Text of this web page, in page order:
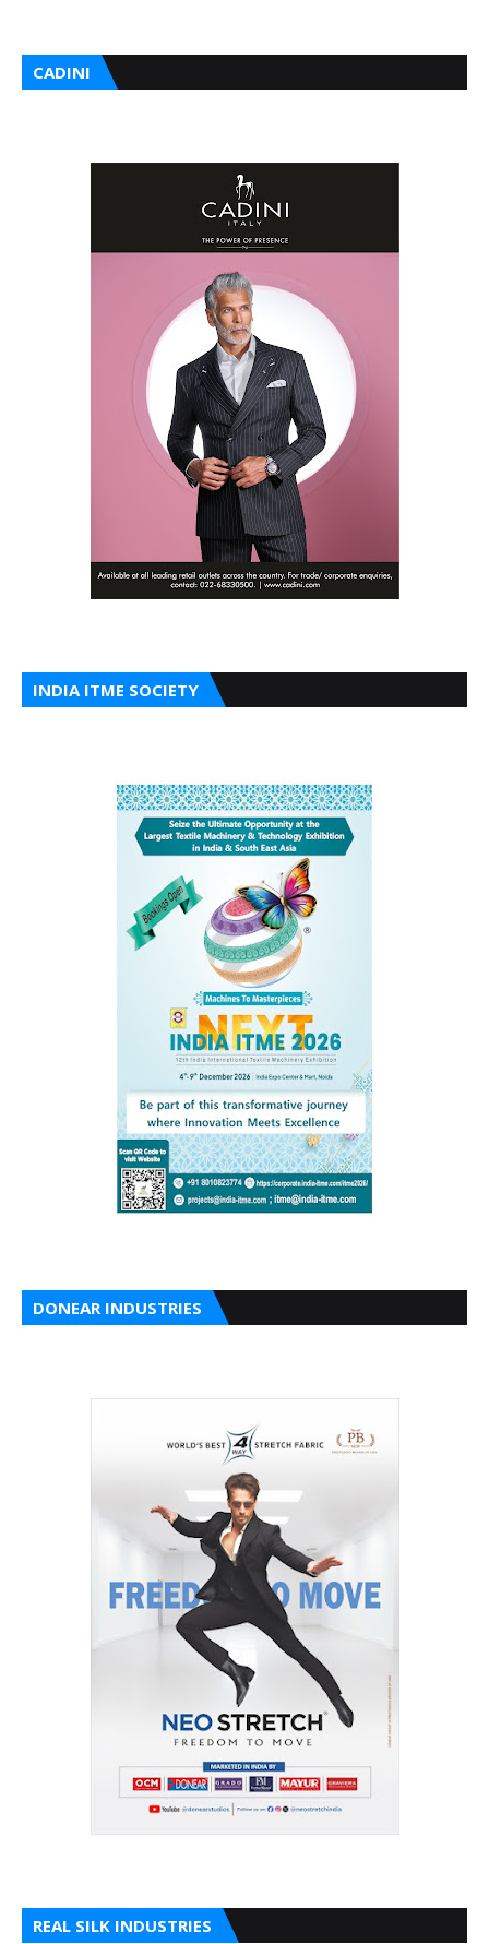
CADINI
INDIA ITME SOCIETY
DONEAR INDUSTRIES
REAL SILK INDUSTRIES